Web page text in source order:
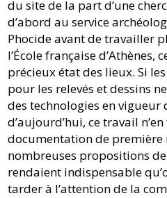
du site de la part d’une
d’abord au service
Phocide avant de travailler
l’École française
précieux état des lieux. Si
pour les relevés et dessins
des technologies en vigueur
d’aujourd’hui, ce travail
documentation de première
nombreuses propositions
rendaient indispensable
tarder à l’attention de la